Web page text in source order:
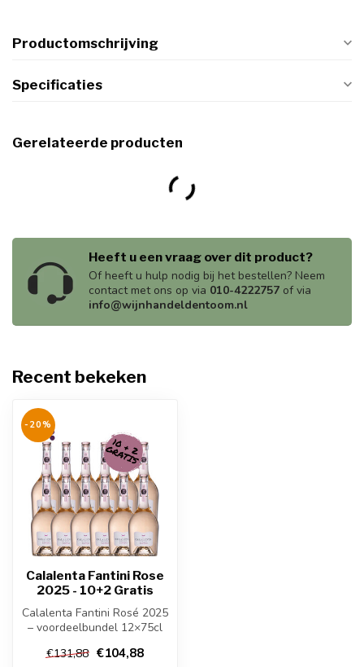
Productomschrijving
Specificaties
Gerelateerde producten
Heeft u een vraag over dit product?
Of heeft u hulp nodig bij het bestellen? Neem
contact met ons op via 010-4222757 of via
info@wijnhandeldentoom.nl
Recent bekeken
-20%
Calalenta Fantini Rose
2025 - 10+2 Gratis
Calalenta Fantini Rosé 2025
– voordeelbundel 12×75cl
€131,88 €104,88